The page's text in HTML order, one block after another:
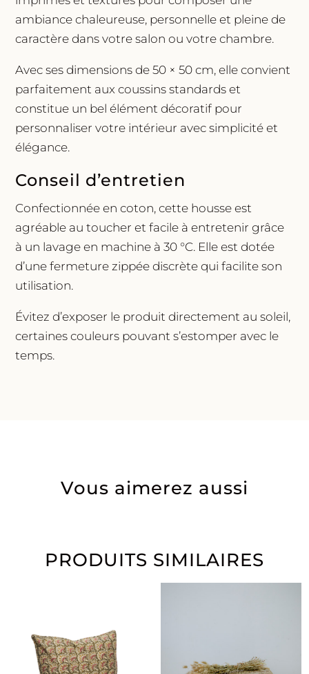
ambiance chaleureuse, personnelle et pleine de
caractère dans votre salon ou votre chambre.
Avec ses dimensions de 50 × 50 cm, elle convient
parfaitement aux coussins standards et
constitue un bel élément décoratif pour
personnaliser votre intérieur avec simplicité et
élégance.
Conseil d’entretien
Confectionnée en coton, cette housse est
agréable au toucher et facile à entretenir grâce
à un lavage en machine à 30 °C. Elle est dotée
d’une fermeture zippée discrète qui facilite son
utilisation.
Évitez d’exposer le produit directement au soleil,
certaines couleurs pouvant s’estomper avec le
temps.
Vous aimerez aussi
PRODUITS SIMILAIRES